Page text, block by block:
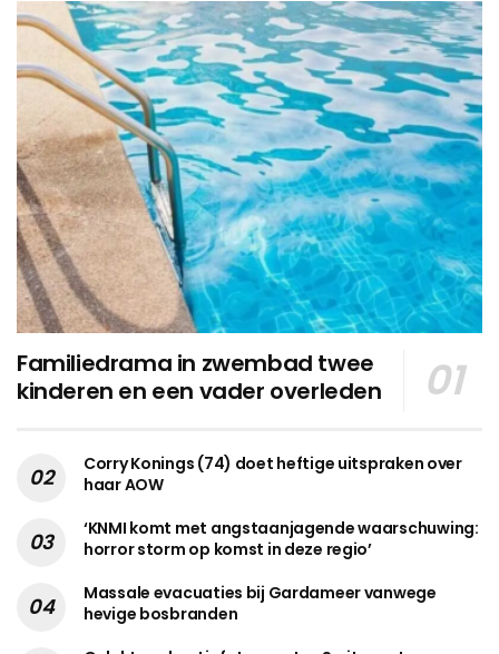
Familiedrama in zwembad twee
kinderen en een vader overleden
Corry Konings (74) doet heftige uitspraken over
haar AOW
‘KNMI komt met angstaanjagende waarschuwing:
horror storm op komst in deze regio’
Massale evacuaties bij Gardameer vanwege
hevige bosbranden